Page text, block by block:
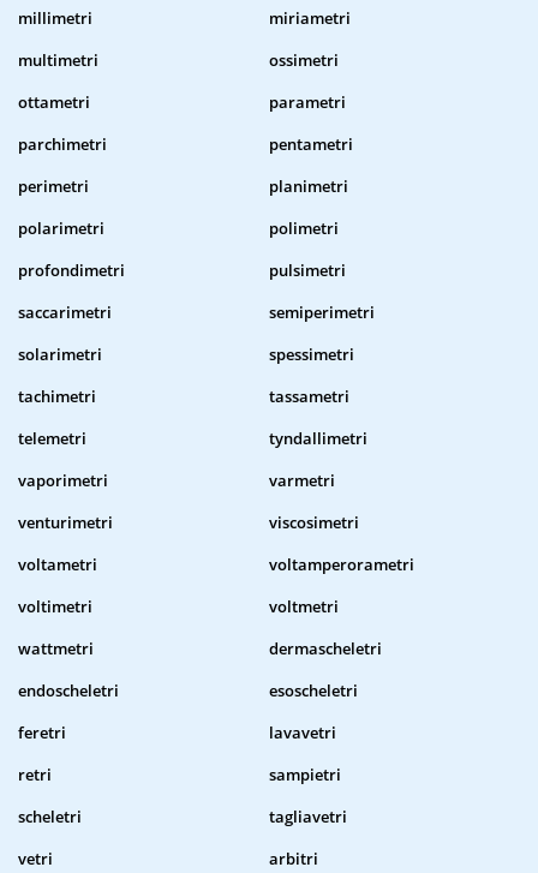
millimetri
miriametri
multimetri
ossimetri
ottametri
parametri
parchimetri
pentametri
perimetri
planimetri
polarimetri
polimetri
profondimetri
pulsimetri
saccarimetri
semiperimetri
solarimetri
spessimetri
tachimetri
tassametri
telemetri
tyndallimetri
vaporimetri
varmetri
venturimetri
viscosimetri
voltametri
voltamperorametri
voltimetri
voltmetri
wattmetri
dermascheletri
endoscheletri
esoscheletri
feretri
lavavetri
retri
sampietri
scheletri
tagliavetri
vetri
arbitri